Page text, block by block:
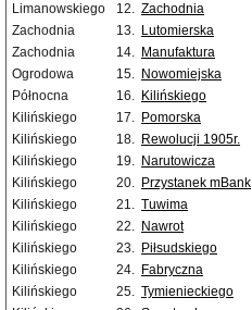
Limanowskiego
12. Zachodnia
Zachodnia
13. Lutomierska
Zachodnia
14. Manufaktura
Ogrodowa
15. Nowomiejska
Północna
16. Kilińskiego
Kilińskiego
17. Pomorska
Kilińskiego
18. Rewolucji 1905r.
Kilińskiego
19. Narutowicza
Kilińskiego
20. Przystanek mBank
Kilińskiego
21. Tuwima
Kilińskiego
22. Nawrot
Kilińskiego
23. Piłsudskiego
Kilińskiego
24. Fabryczna
Kilińskiego
25. Tymienieckiego